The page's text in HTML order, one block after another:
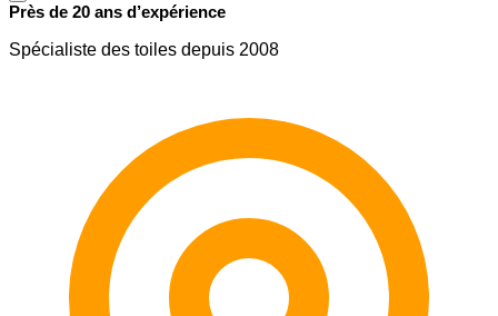
Près de 20 ans d’expérience
Spécialiste des toiles depuis 2008